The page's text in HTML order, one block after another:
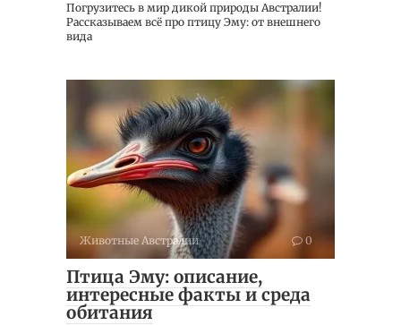
Погрузитесь в мир дикой природы Австралии!
Рассказываем всё про птицу Эму: от внешнего
вида
Животные Австралии 0
Птица Эму: описание,
интересные факты и среда
обитания